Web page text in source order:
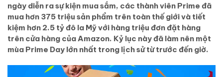
ngày diễn ra sự kiện mua sắm, các thành viên Prime đã
mua hơn 375 triệu sản phẩm trên toàn thế giới và tiết
kiệm hơn 2.5 tỷ đô la Mỹ với hàng triệu đơn đặt hàng
trên cửa hàng của Amazon. Kỷ lục này đã làm nên một
mùa Prime Day lớn nhất trong lịch sử từ trước đến giờ.